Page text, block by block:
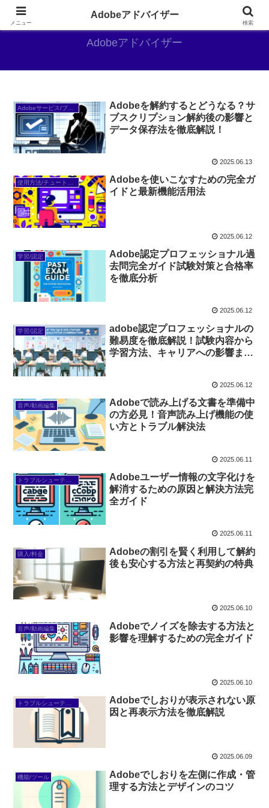
Adobe好きのAdobe推しブログ
Adobeアドバイザー
Adobeサービス/プラン
Adobeを解約するとどうなる？サ
ブスクリプション解約後の影響と
データ保存法を徹底解説！
2025.06.13
Adobeを使いこなすための完全ガ
イドと最新機能活用法
2025.06.12
学習/認定
Adobe認定プロフェッショナル過
去問完全ガイド試験対策と合格率
を徹底分析
2025.06.12
学習/認定
adobe認定プロフェッショナルの
難易度を徹底解説！試験内容から
学習方法、キャリアへの影響まで
2025.06.12
音声/動画編集
Adobeで読み上げる文書を準備中
の方必見！音声読み上げ機能の使
い方とトラブル解決法
2025.06.11
Adobeユーザー情報の文字化けを
解消するための原因と解決方法完
全ガイド
2025.06.11
購入/料金
Adobeの割引を賢く利用して解約
後も安心する方法と再契約の特典
2025.06.10
音声/動画編集
Adobeでノイズを除去する方法と
影響を理解するための完全ガイド
2025.06.10
Adobeでしおりが表示されない原
因と再表示方法を徹底解説
2025.06.09
機能/ツール
Adobeでしおりを左側に作成・管
理する方法とデザインのコツ
メニュー
Adobeアドバイザー
検索